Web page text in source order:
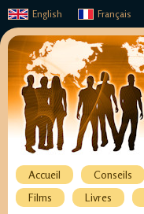
English Français
Accueil Conseils
Films
Livres